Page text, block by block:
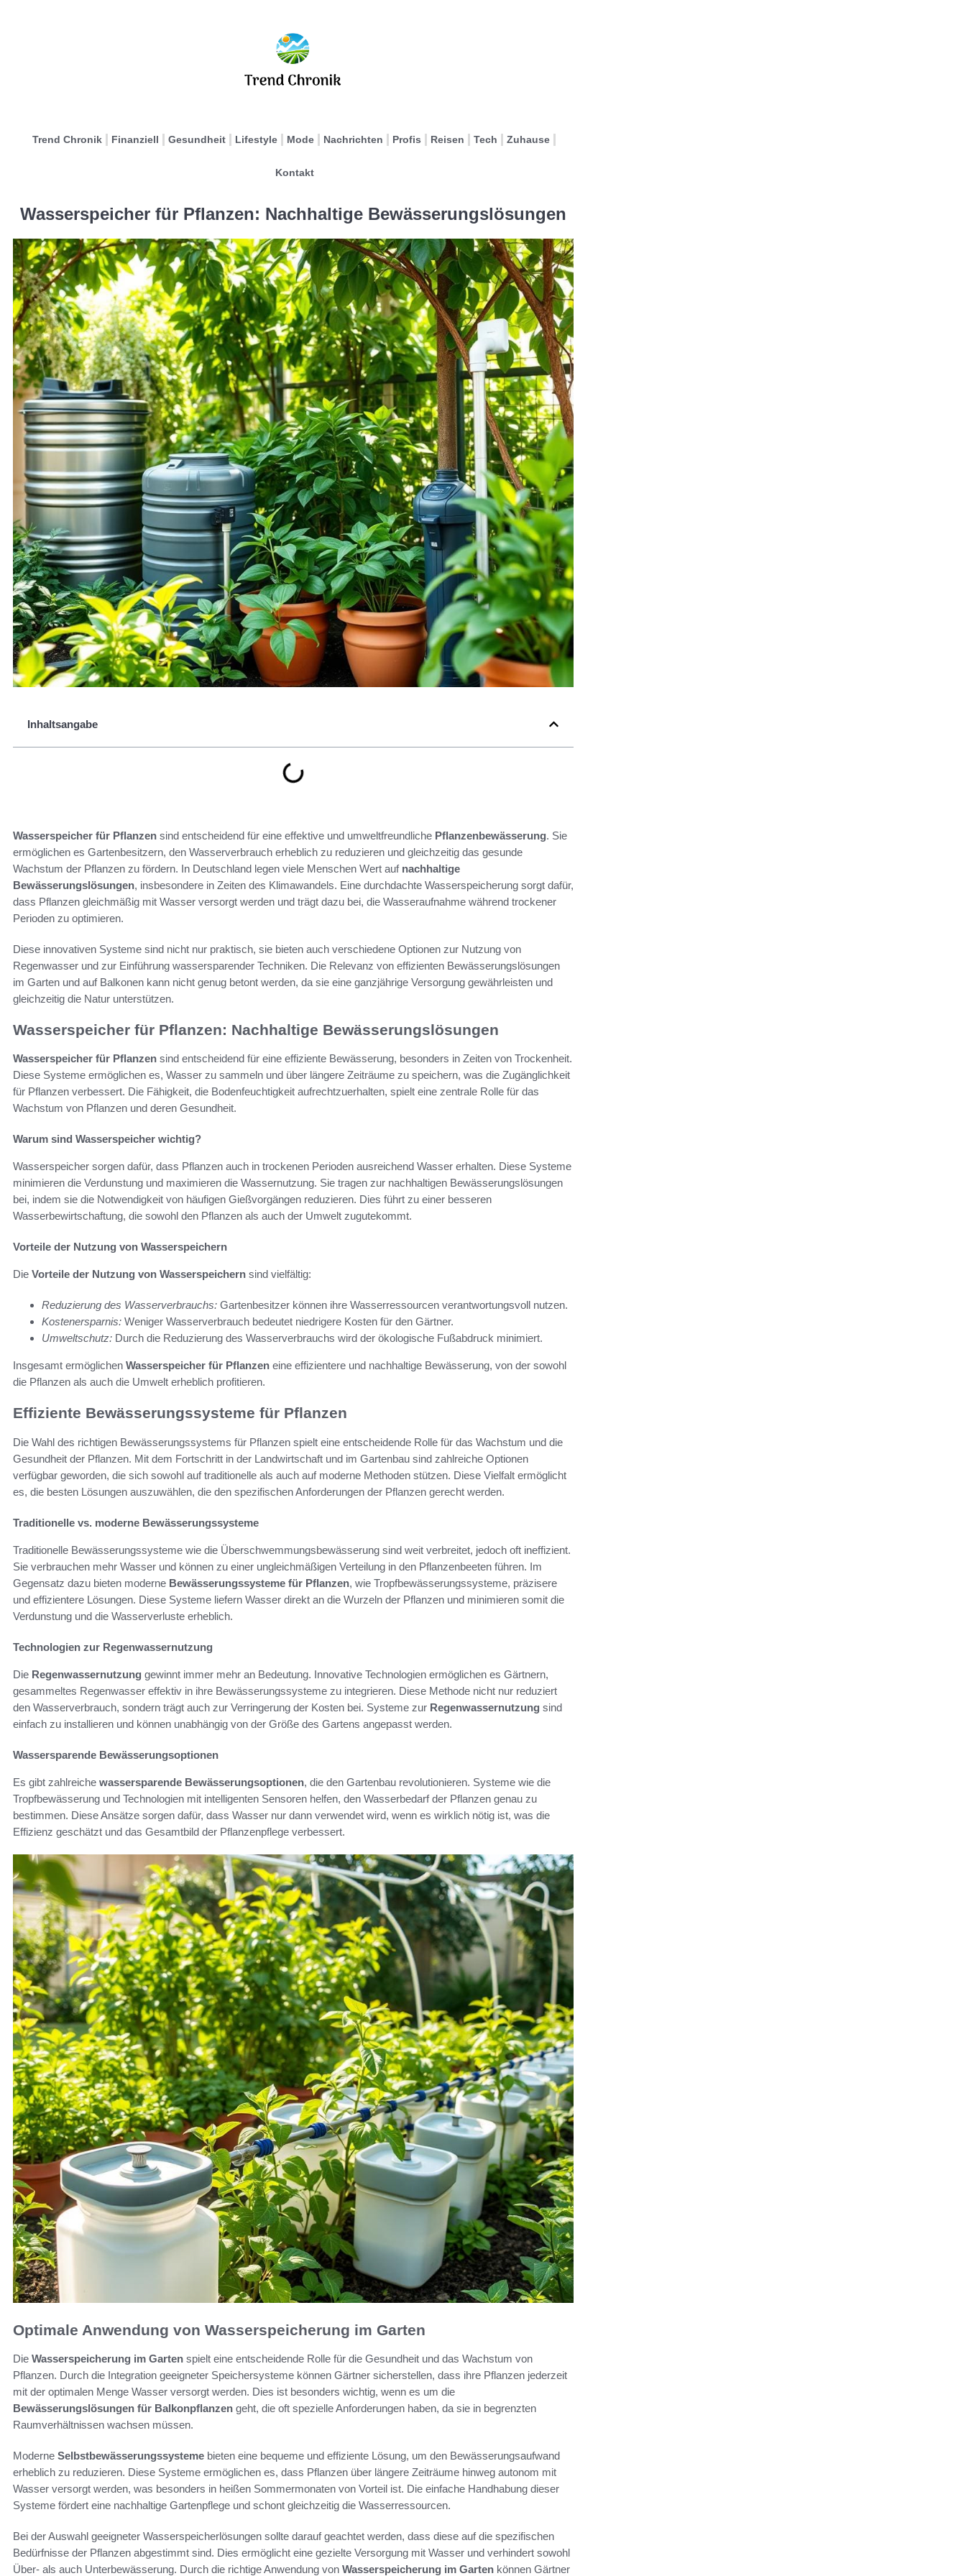
Trend Chronik Finanziell Gesundheit Lifestyle Mode Nachrichten Profis Reisen Tech Zuhause
Kontakt
Wasserspeicher für Pflanzen: Nachhaltige Bewässerungslösungen
Inhaltsangabe
Wasserspeicher für Pflanzen sind entscheidend für eine effektive und umweltfreundliche Pflanzenbewässerung. Sie
ermöglichen es Gartenbesitzern, den Wasserverbrauch erheblich zu reduzieren und gleichzeitig das gesunde
Wachstum der Pflanzen zu fördern. In Deutschland legen viele Menschen Wert auf nachhaltige
Bewässerungslösungen, insbesondere in Zeiten des Klimawandels. Eine durchdachte Wasserspeicherung sorgt dafür,
dass Pflanzen gleichmäßig mit Wasser versorgt werden und trägt dazu bei, die Wasseraufnahme während trockener
Perioden zu optimieren.
Diese innovativen Systeme sind nicht nur praktisch, sie bieten auch verschiedene Optionen zur Nutzung von
Regenwasser und zur Einführung wassersparender Techniken. Die Relevanz von effizienten Bewässerungslösungen
im Garten und auf Balkonen kann nicht genug betont werden, da sie eine ganzjährige Versorgung gewährleisten und
gleichzeitig die Natur unterstützen.
Wasserspeicher für Pflanzen: Nachhaltige Bewässerungslösungen
Wasserspeicher für Pflanzen sind entscheidend für eine effiziente Bewässerung, besonders in Zeiten von Trockenheit.
Diese Systeme ermöglichen es, Wasser zu sammeln und über längere Zeiträume zu speichern, was die Zugänglichkeit
für Pflanzen verbessert. Die Fähigkeit, die Bodenfeuchtigkeit aufrechtzuerhalten, spielt eine zentrale Rolle für das
Wachstum von Pflanzen und deren Gesundheit.
Warum sind Wasserspeicher wichtig?
Wasserspeicher sorgen dafür, dass Pflanzen auch in trockenen Perioden ausreichend Wasser erhalten. Diese Systeme
minimieren die Verdunstung und maximieren die Wassernutzung. Sie tragen zur nachhaltigen Bewässerungslösungen
bei, indem sie die Notwendigkeit von häufigen Gießvorgängen reduzieren. Dies führt zu einer besseren
Wasserbewirtschaftung, die sowohl den Pflanzen als auch der Umwelt zugutekommt.
Vorteile der Nutzung von Wasserspeichern
Die Vorteile der Nutzung von Wasserspeichern sind vielfältig:
Reduzierung des Wasserverbrauchs: Gartenbesitzer können ihre Wasserressourcen verantwortungsvoll nutzen.
Kostenersparnis: Weniger Wasserverbrauch bedeutet niedrigere Kosten für den Gärtner.
Umweltschutz: Durch die Reduzierung des Wasserverbrauchs wird der ökologische Fußabdruck minimiert.
Insgesamt ermöglichen Wasserspeicher für Pflanzen eine effizientere und nachhaltige Bewässerung, von der sowohl
die Pflanzen als auch die Umwelt erheblich profitieren.
Effiziente Bewässerungssysteme für Pflanzen
Die Wahl des richtigen Bewässerungssystems für Pflanzen spielt eine entscheidende Rolle für das Wachstum und die
Gesundheit der Pflanzen. Mit dem Fortschritt in der Landwirtschaft und im Gartenbau sind zahlreiche Optionen
verfügbar geworden, die sich sowohl auf traditionelle als auch auf moderne Methoden stützen. Diese Vielfalt ermöglicht
es, die besten Lösungen auszuwählen, die den spezifischen Anforderungen der Pflanzen gerecht werden.
Traditionelle vs. moderne Bewässerungssysteme
Traditionelle Bewässerungssysteme wie die Überschwemmungsbewässerung sind weit verbreitet, jedoch oft ineffizient.
Sie verbrauchen mehr Wasser und können zu einer ungleichmäßigen Verteilung in den Pflanzenbeeten führen. Im
Gegensatz dazu bieten moderne Bewässerungssysteme für Pflanzen, wie Tropfbewässerungssysteme, präzisere
und effizientere Lösungen. Diese Systeme liefern Wasser direkt an die Wurzeln der Pflanzen und minimieren somit die
Verdunstung und die Wasserverluste erheblich.
Technologien zur Regenwassernutzung
Die Regenwassernutzung gewinnt immer mehr an Bedeutung. Innovative Technologien ermöglichen es Gärtnern,
gesammeltes Regenwasser effektiv in ihre Bewässerungssysteme zu integrieren. Diese Methode nicht nur reduziert
den Wasserverbrauch, sondern trägt auch zur Verringerung der Kosten bei. Systeme zur Regenwassernutzung sind
einfach zu installieren und können unabhängig von der Größe des Gartens angepasst werden.
Wassersparende Bewässerungsoptionen
Es gibt zahlreiche wassersparende Bewässerungsoptionen, die den Gartenbau revolutionieren. Systeme wie die
Tropfbewässerung und Technologien mit intelligenten Sensoren helfen, den Wasserbedarf der Pflanzen genau zu
bestimmen. Diese Ansätze sorgen dafür, dass Wasser nur dann verwendet wird, wenn es wirklich nötig ist, was die
Effizienz geschätzt und das Gesamtbild der Pflanzenpflege verbessert.
Optimale Anwendung von Wasserspeicherung im Garten
Die Wasserspeicherung im Garten spielt eine entscheidende Rolle für die Gesundheit und das Wachstum von
Pflanzen. Durch die Integration geeigneter Speichersysteme können Gärtner sicherstellen, dass ihre Pflanzen jederzeit
mit der optimalen Menge Wasser versorgt werden. Dies ist besonders wichtig, wenn es um die
Bewässerungslösungen für Balkonpflanzen geht, die oft spezielle Anforderungen haben, da sie in begrenzten
Raumverhältnissen wachsen müssen.
Moderne Selbstbewässerungssysteme bieten eine bequeme und effiziente Lösung, um den Bewässerungsaufwand
erheblich zu reduzieren. Diese Systeme ermöglichen es, dass Pflanzen über längere Zeiträume hinweg autonom mit
Wasser versorgt werden, was besonders in heißen Sommermonaten von Vorteil ist. Die einfache Handhabung dieser
Systeme fördert eine nachhaltige Gartenpflege und schont gleichzeitig die Wasserressourcen.
Bei der Auswahl geeigneter Wasserspeicherlösungen sollte darauf geachtet werden, dass diese auf die spezifischen
Bedürfnisse der Pflanzen abgestimmt sind. Dies ermöglicht eine gezielte Versorgung mit Wasser und verhindert sowohl
Über- als auch Unterbewässerung. Durch die richtige Anwendung von Wasserspeicherung im Garten können Gärtner